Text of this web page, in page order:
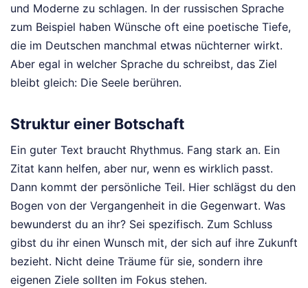
und Moderne zu schlagen. In der russischen Sprache
zum Beispiel haben Wünsche oft eine poetische Tiefe,
die im Deutschen manchmal etwas nüchterner wirkt.
Aber egal in welcher Sprache du schreibst, das Ziel
bleibt gleich: Die Seele berühren.
Struktur einer Botschaft
Ein guter Text braucht Rhythmus. Fang stark an. Ein
Zitat kann helfen, aber nur, wenn es wirklich passt.
Dann kommt der persönliche Teil. Hier schlägst du den
Bogen von der Vergangenheit in die Gegenwart. Was
bewunderst du an ihr? Sei spezifisch. Zum Schluss
gibst du ihr einen Wunsch mit, der sich auf ihre Zukunft
bezieht. Nicht deine Träume für sie, sondern ihre
eigenen Ziele sollten im Fokus stehen.